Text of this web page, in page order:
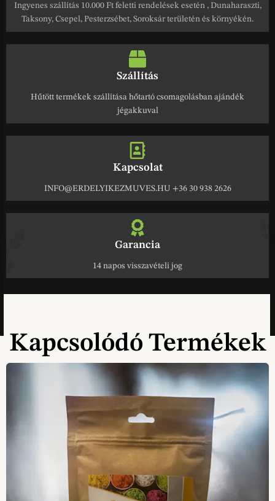
Ingyenes szállítás 10.000 Ft feletti rendelések esetén , Dunaharaszti,
Taksony, Csepel, Pesterzsébet, Soroksár területén és környékén.
Szállítás
Hűtött termékek szállítása hőtartó csomagolásban ajándék
jégakkuval
Kapcsolat
INFO@ERDELYIKEZMUVES.HU +36 30 938 2626
Garancia
14 napos visszavételi jog
Kapcsolódó Termékek